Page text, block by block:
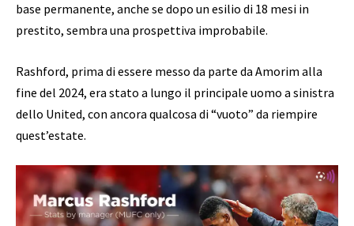
base permanente, anche se dopo un esilio di 18 mesi in
prestito, sembra una prospettiva improbabile.
Rashford, prima di essere messo da parte da Amorim alla
fine del 2024, era stato a lungo il principale uomo a sinistra
dello United, con ancora qualcosa di “vuoto” da riempire
quest’estate.